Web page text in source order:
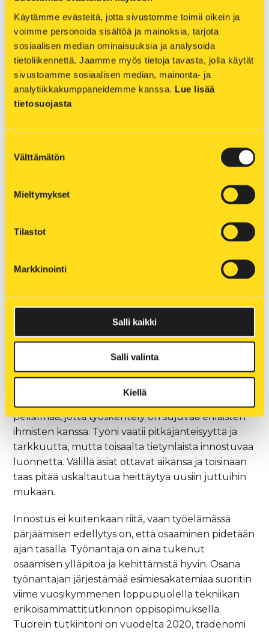
Käytämme evästeitä, jotta sivustomme toimii oikein ja
voimme personoida sisältöä ja mainoksia, tarjota
sosiaalisen median ominaisuuksia ja analysoida
tietoliikennettä. Jaamme myös tietoja tavasta, jolla käytät
sivustoamme sosiaalisen median, mainonta- ja
analytiikkakumppaneidemme kanssa. Lue lisää
tietosuojasta
valinta
Välttämätön
Mieltymykset
Tilastot
Markkinointi
Salli kaikki
Salli valinta
Kiellä
2023 tehtävä muuttui viestintäpäälliköksi. Jälleen
oli uutta sisäistettävää, vaikka tiiviissä yhteistyössä
olinkin ollut edellisen viestintäpäällikön kanssa.
Yhteistyö kuuluu vahvasti päivittäiseen
tekemiseen, sillä toimin viestintäpäällikön töiden
ohella edelleen johdon assistenttina ja
muassa konsernimme ulkoinen ja sisäinen
viestintä, yrityksen imago ja brändi sekä kolmen
tiimini jäsenen tukeminen. Työtehtäväni
Sähköviesti-lehden toimittamiseen.
markkinointi- ja myyntiassistentin kuin myös
johtoryhmän, kaukolämmön
kanssa.
”On äärimmäisen mahtavaa, että on
monipuolinen ja samaa määränpäätä kohti
menevä jengi ympärillä.”
pelisilmää, jotta työskentely on sujuvaa erilaisten
ihmisten kanssa. Työni vaatii pitkäjänteisyyttä ja
tarkkuutta, mutta toisaalta tietynlaista innostuvaa
luonnetta. Välillä asiat ottavat aikansa ja toisinaan
taas pitää uskaltautua heittäytyä uusiin juttuihin
mukaan.
Innostus ei kuitenkaan riitä, vaan työelämässä
pärjäämisen edellytys on, että osaaminen pidetään
ajan tasalla. Työnantaja on aina tukenut
osaamisen ylläpitoa ja kehittämistä hyvin. Osana
työnantajan järjestämää esimiesakatemiaa suoritin
viime vuosikymmenen loppupuolella tekniikan
erikoisammattitutkinnon oppisopimuksella.
Tuorein tutkintoni on vuodelta 2020, tradenomi